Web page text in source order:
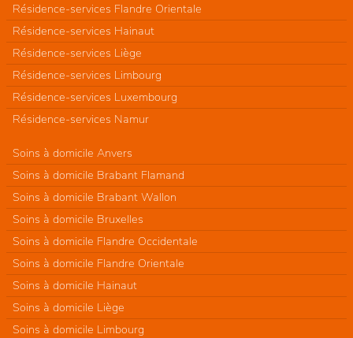
Résidence-services Flandre Orientale
Résidence-services Hainaut
Résidence-services Liège
Résidence-services Limbourg
Résidence-services Luxembourg
Résidence-services Namur
Soins à domicile Anvers
Soins à domicile Brabant Flamand
Soins à domicile Brabant Wallon
Soins à domicile Bruxelles
Soins à domicile Flandre Occidentale
Soins à domicile Flandre Orientale
Soins à domicile Hainaut
Soins à domicile Liège
Soins à domicile Limbourg